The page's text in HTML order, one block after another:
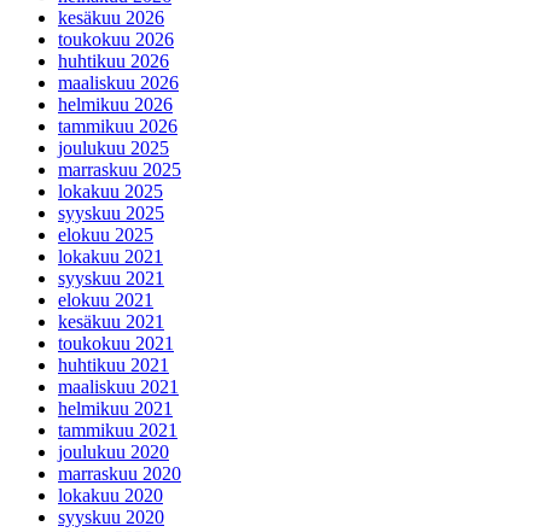
kesäkuu 2026
toukokuu 2026
huhtikuu 2026
maaliskuu 2026
helmikuu 2026
tammikuu 2026
joulukuu 2025
marraskuu 2025
lokakuu 2025
syyskuu 2025
elokuu 2025
lokakuu 2021
syyskuu 2021
elokuu 2021
kesäkuu 2021
toukokuu 2021
huhtikuu 2021
maaliskuu 2021
helmikuu 2021
tammikuu 2021
joulukuu 2020
marraskuu 2020
lokakuu 2020
syyskuu 2020